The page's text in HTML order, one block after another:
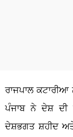
ਰਾਜਪਾਲ ਕਟਾਰੀਆ
ਪੰਜਾਬ ਨੇ ਦੇਸ਼
ਦੇਸ਼ਭਗਤ ਸ਼ਹੀਦ